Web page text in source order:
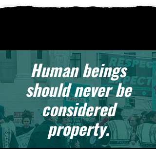
Human beings
should never be
considered
property.